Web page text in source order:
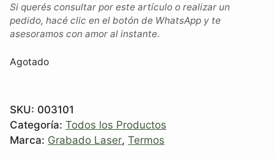
Si querés consultar por este artículo o realizar un
pedido, hacé clic en el botón de WhatsApp y te
asesoramos con amor al instante.
Agotado
SKU: 003101
Categoría: Todos los Productos
Marca: Grabado Laser, Termos